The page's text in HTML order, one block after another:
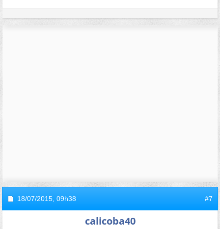
18/07/2015, 09h38 #7
calicoba40